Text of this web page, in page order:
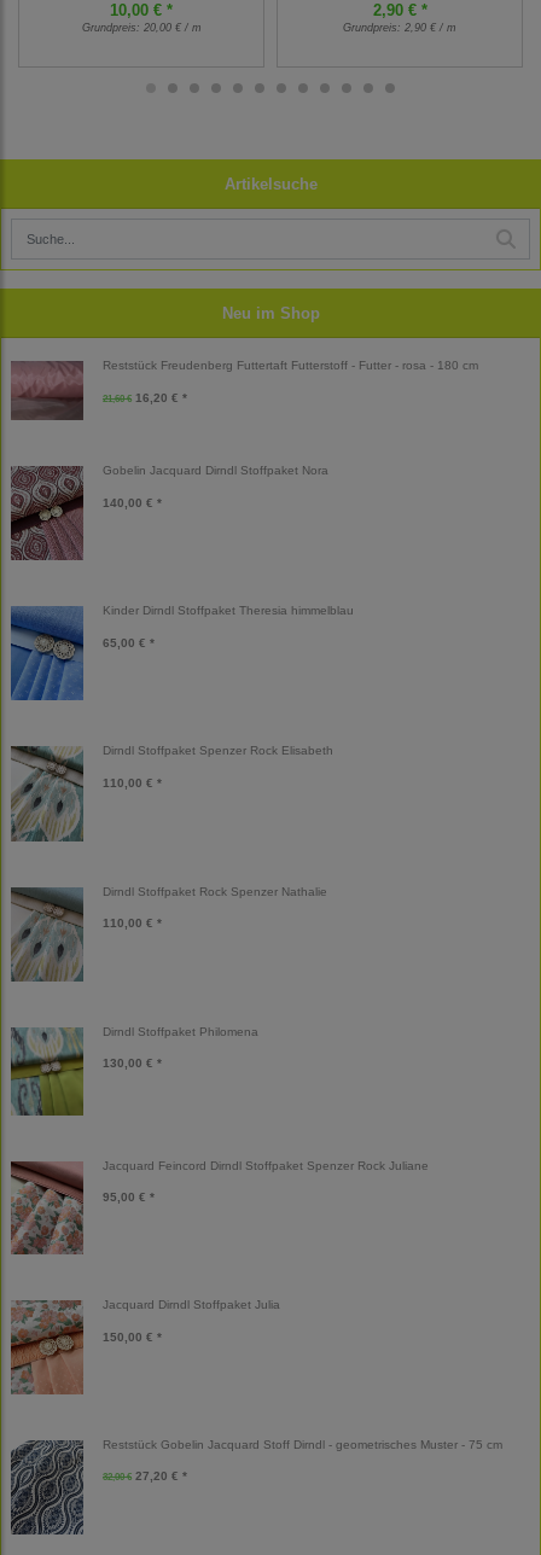
Artikelsuche
Neu im Shop
Reststück Freudenberg Futtertaft Futterstoff - Futter - rosa - 180 cm
21,60 € 16,20 € *
Gobelin Jacquard Dirndl Stoffpaket Nora
140,00 € *
Kinder Dirndl Stoffpaket Theresia himmelblau
65,00 € *
Dirndl Stoffpaket Spenzer Rock Elisabeth
110,00 € *
Dirndl Stoffpaket Rock Spenzer Nathalie
110,00 € *
Dirndl Stoffpaket Philomena
130,00 € *
Jacquard Feincord Dirndl Stoffpaket Spenzer Rock Juliane
95,00 € *
Jacquard Dirndl Stoffpaket Julia
150,00 € *
Reststück Gobelin Jacquard Stoff Dirndl - geometrisches Muster - 75 cm
32,00 € 27,20 € *
10,00 € *
Grundpreis: 20,00 € / m
2,90 € *
Grundpreis: 2,90 € / m